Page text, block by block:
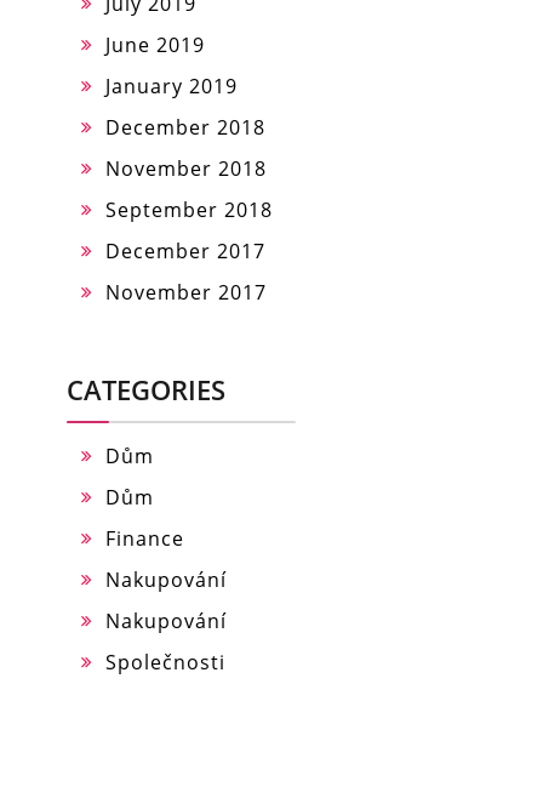
June 2019
January 2019
December 2018
November 2018
September 2018
December 2017
November 2017
CATEGORIES
Dům
Dům
Finance
Nakupování
Nakupování
Společnosti